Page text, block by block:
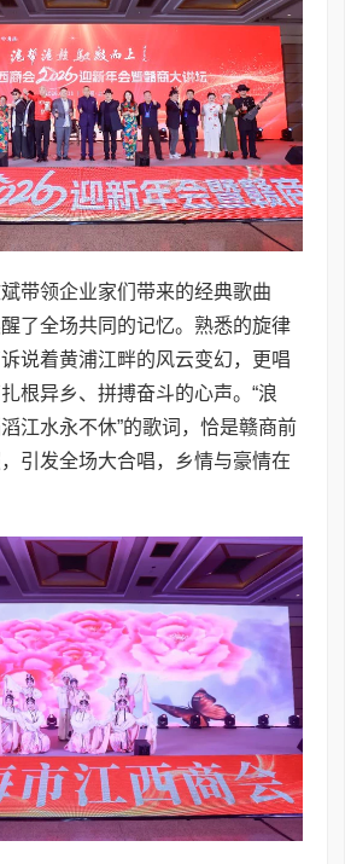
带领企业家们带来的经典歌曲
醒了全场共同的记忆。熟悉的旋律
说着黄浦江畔的风云变幻，更唱
根异乡、拼搏奋斗的心声。“浪
江水永不休”的歌词，恰是赣商前
引发全场大合唱，乡情与豪情在